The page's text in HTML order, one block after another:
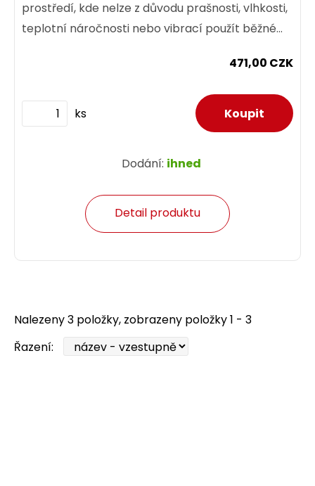
prostředí, kde nelze z důvodu prašnosti, vlhkosti,
teplotní náročnosti nebo vibrací použít běžné
471,00 CZK
ks
Dodání: ihned
Detail produktu
Nalezeny 3 položky, zobrazeny položky 1 - 3
Řazení: